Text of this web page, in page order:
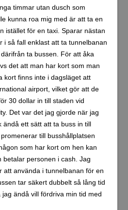
timmar utan dusch som
kunna roa mig med är att ta en
istället för en taxi. Sparar nästan
i så fall enklast att ta tunnelbanan
ta bussen. För att åka
det att man har kort som man
kort finns inte i dagsläget att
airport, vilket gör att de
30 dollar in till staden vid
Det var det jag gjorde när jag
ändå ett sätt att ta buss in till
till busshållplatsen
som har kort om hen kan
betalar personen i cash. Jag
att använda i tunnelbanan för en
tar säkert dubbelt så lång tid
ändå vill fördriva min tid med